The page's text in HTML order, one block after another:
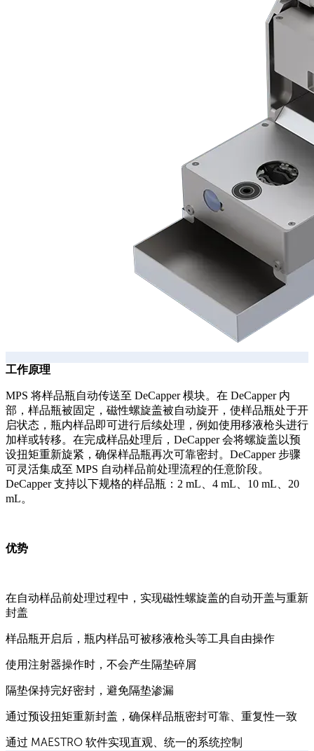
工作原理
MPS 将样品瓶自动传送至 DeCapper 模块。在 DeCapper 内
部，样品瓶被固定，磁性螺旋盖被自动旋开，使样品瓶处于开
启状态，瓶内样品即可进行后续处理，例如使用移液枪头进行
加样或转移。在完成样品处理后，DeCapper 会将螺旋盖以预
设扭矩重新旋紧，确保样品瓶再次可靠密封。DeCapper 步骤
可灵活集成至 MPS 自动样品前处理流程的任意阶段。
DeCapper 支持以下规格的样品瓶：2 mL、4 mL、10 mL、20
mL。
优势
在自动样品前处理过程中，实现磁性螺旋盖的自动开盖与重新
封盖
样品瓶开启后，瓶内样品可被移液枪头等工具自由操作
使用注射器操作时，不会产生隔垫碎屑
隔垫保持完好密封，避免隔垫渗漏
通过预设扭矩重新封盖，确保样品瓶密封可靠、重复性一致
通过 MAESTRO 软件实现直观、统一的系统控制